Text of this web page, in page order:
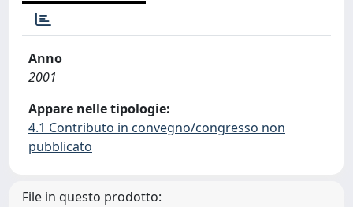
Anno
2001
Appare nelle tipologie:
4.1 Contributo in convegno/congresso non
pubblicato
File in questo prodotto: